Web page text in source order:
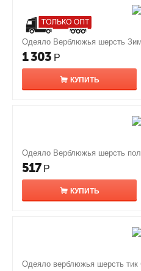
Одеяло Верблюжья шерсть
1 303 Р
КУПИТЬ
Одеяло Верблюжья шерсть
517 Р
КУПИТЬ
Одеяло верблюжья шерсть тик